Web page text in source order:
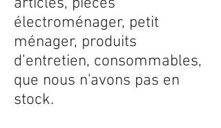
électroménager, petit
ménager, produits
d’entretien, consommables,
que nous n'avons pas en
stock.